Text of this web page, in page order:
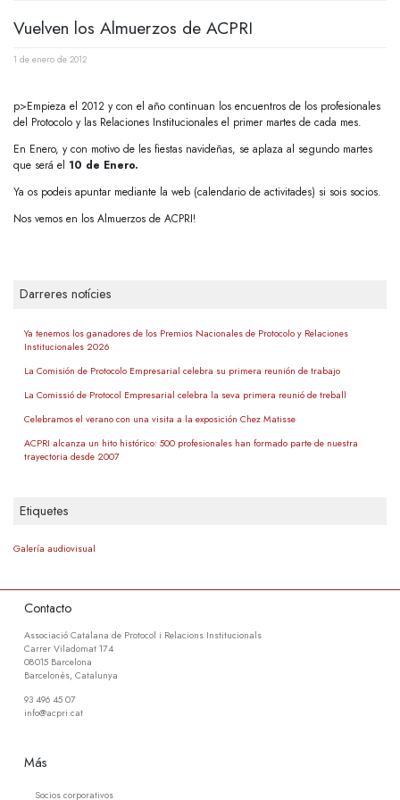
Vuelven los Almuerzos de ACPRI
1 de enero de 2012
p>Empieza el 2012 y con el año continuan los encuentros de los profesionales
del Protocolo y las Relaciones Institucionales el primer martes de cada mes.
En Enero, y con motivo de les fiestas navideñas, se aplaza al segundo martes
que será el 10 de Enero.
Ya os podeis apuntar mediante la web (calendario de activitades) si sois socios.
Nos vemos en los Almuerzos de ACPRI!
Darreres notícies
Ya tenemos los ganadores de los Premios Nacionales de Protocolo y Relaciones
Institucionales 2026
La Comisión de Protocolo Empresarial celebra su primera reunión de trabajo
La Comissió de Protocol Empresarial celebra la seva primera reunió de treball
Celebramos el verano con una visita a la exposición Chez Matisse
ACPRI alcanza un hito histórico: 500 profesionales han formado parte de nuestra
trayectoria desde 2007
Etiquetes
Galería audiovisual
Contacto
Associació Catalana de Protocol i Relacions Institucionals
Carrer Viladomat 174
08015 Barcelona
Barcelonès, Catalunya
93 496 45 07
info@acpri.cat
Más
Socios corporativos